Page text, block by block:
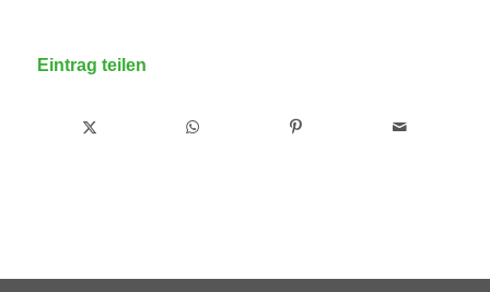
Eintrag teilen